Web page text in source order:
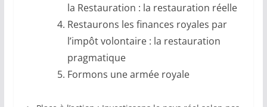
la Restauration : la restauration réelle
Restaurons les finances royales par
l’impôt volontaire : la restauration
pragmatique
Formons une armée royale